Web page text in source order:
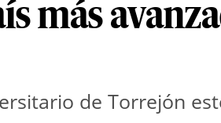
más
de Torrejón